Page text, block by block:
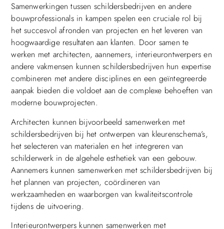
Samenwerkingen tussen schildersbedrijven en andere
bouwprofessionals in kampen spelen een cruciale rol bij
het succesvol afronden van projecten en het leveren van
hoogwaardige resultaten aan klanten. Door samen te
werken met architecten, aannemers, interieurontwerpers en
andere vakmensen kunnen schildersbedrijven hun expertise
combineren met andere disciplines en een geïntegreerde
aanpak bieden die voldoet aan de complexe behoeften van
moderne bouwprojecten.
Architecten kunnen bijvoorbeeld samenwerken met
schildersbedrijven bij het ontwerpen van kleurenschema’s,
het selecteren van materialen en het integreren van
schilderwerk in de algehele esthetiek van een gebouw.
Aannemers kunnen samenwerken met schildersbedrijven bij
het plannen van projecten, coördineren van
werkzaamheden en waarborgen van kwaliteitscontrole
tijdens de uitvoering.
Interieurontwerpers kunnen samenwerken met